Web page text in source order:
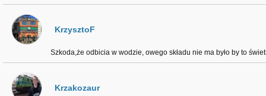
KrzysztoF
Szkoda,że odbicia w wodzie, owego składu nie ma było by to
Krzakozaur